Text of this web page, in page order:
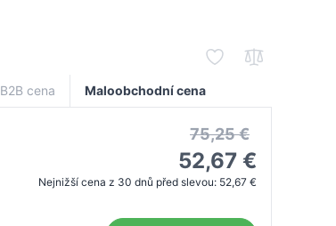
B2B cena Maloobchodní cena
75,25 €
52,67 €
Nejnižší cena z 30 dnů před slevou: 52,67 €